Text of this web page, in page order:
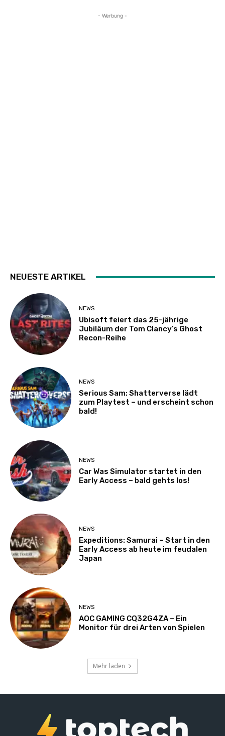
- Werbung -
NEUESTE ARTIKEL
NEWS
Ubisoft feiert das 25-jährige
Jubiläum der Tom Clancy’s Ghost
Recon-Reihe
NEWS
Serious Sam: Shatterverse lädt
zum Playtest – und erscheint schon
bald!
NEWS
Car Was Simulator startet in den
Early Access – bald gehts los!
NEWS
Expeditions: Samurai – Start in den
Early Access ab heute im feudalen
Japan
NEWS
AOC GAMING CQ32G4ZA – Ein
Monitor für drei Arten von Spielen
Mehr laden